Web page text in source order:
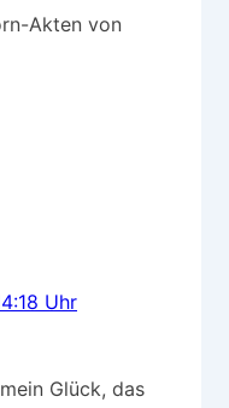
Akten von
Uhr
Glück, das